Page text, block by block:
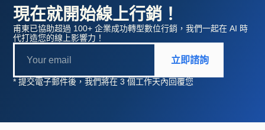
現在就開始線上行銷！
甫東已協助超過 100+ 企業成功轉型數位行銷，我們一起在 AI 時
代打造您的線上影響力！
立即諮詢
* 提交電子郵件後，我們將在 3 個工作天內回覆您